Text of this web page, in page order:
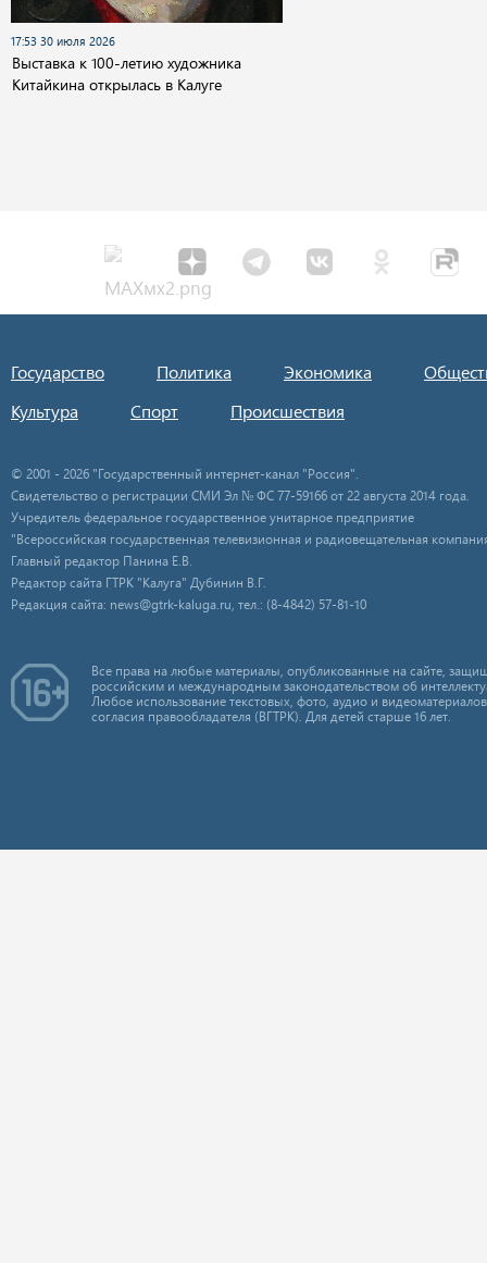
17:53 30 июля 2026
Выставка к 100-летию художника
Китайкина открылась в Калуге
Государство Политика Экономика
Культура
Спорт Происшествия
© 2001 - 2026 "Государственный интернет-канал "Россия".
Свидетельство о регистрации СМИ Эл № ФС 77-59166 от 22 августа 2014 года.
Учредитель федеральное государственное унитарное предприятие
"Всероссийская государственная телевизионная и радиовещательная
Главный редактор Панина Е.В.
Редактор сайта ГТРК "Калуга" Дубинин В.Г.
Редакция сайта: news@gtrk-kaluga.ru, тел.: (8-4842) 57-81-10
Все права на любые материалы, опубликованные на сайте,
российским и международным законодательством об
Любое использование текстовых, фото, аудио и
согласия правообладателя (ВГТРК). Для детей старше 16 лет.